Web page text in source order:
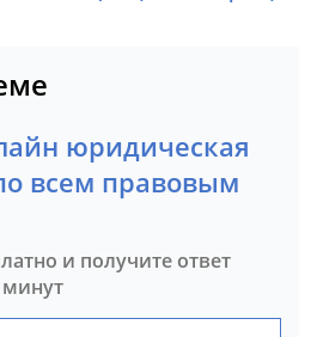
юридическая
всем правовым
и получите ответ
минут